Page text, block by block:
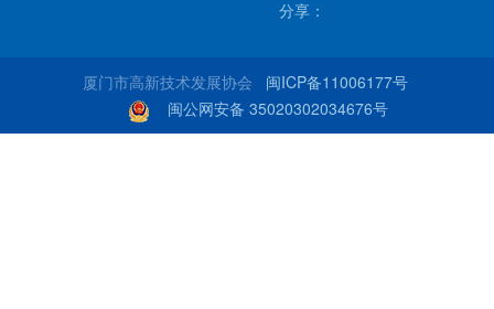
分享：
厦门市高新技术发展协会 闽ICP备11006177号
闽公网安备 35020302034676号